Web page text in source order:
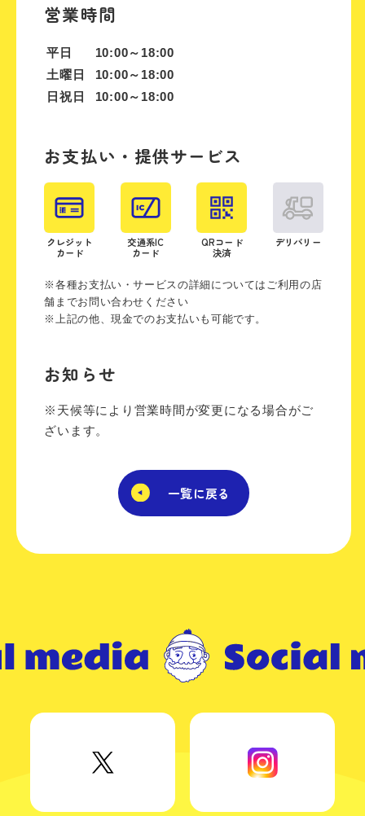
営業時間
平日
10:00～18:00
土曜日
10:00～18:00
日祝日
10:00～18:00
お支払い・提供サービス
クレジット
カード
交通系IC
カード
QRコード
決済
デリバリー
※各種お支払い・サービスの詳細についてはご利用の店
舗までお問い合わせください
※上記の他、現金でのお支払いも可能です。
お知らせ
※天候等により営業時間が変更になる場合がご
ざいます。
一覧に戻る